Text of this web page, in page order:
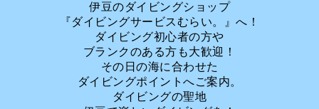
伊豆のダイビングショップ
『ダイビングサービスむらい。』へ！
ダイビング初心者の方や
ブランクのある方も大歓迎！
その日の海に合わせた
ダイビングポイントへご案内。
ダイビングの聖地